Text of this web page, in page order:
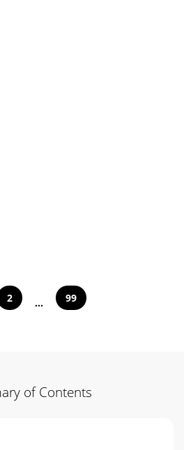
2 ... 99
of Contents